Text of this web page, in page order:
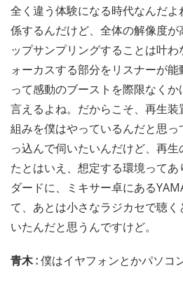
全く違う体験になる時代なんだ
係するんだけど、全体の解像度
ップサンプリングすることは叶
ォーカスする部分をリスナーが
って感動のブーストを際限なく
言えるよね。だからこそ、再生装
組みを僕はやっているんだと思
っ込んで伺いたいんだけど、再生
たとはいえ、想定する環境って
ダードに、ミキサー卓にある
て、あとは小さなラジカセで聴
いたんだと思うんですけど。
青木 :僕はイヤフォンとかパソコ